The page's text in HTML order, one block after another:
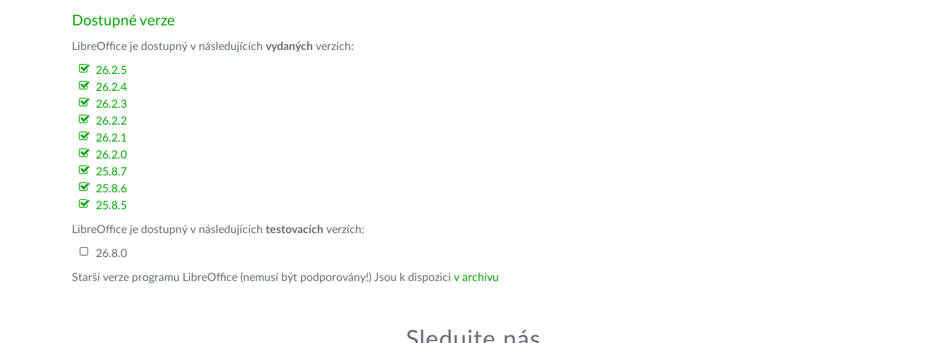
Dostupné verze
LibreOffice je dostupný v následujících vydaných verzích:
26.2.5
26.2.4
26.2.3
26.2.2
26.2.1
26.2.0
25.8.7
25.8.6
25.8.5
LibreOffice je dostupný v následujících testovacích verzích:
26.8.0
Starší verze programu LibreOffice (nemusí být podporovány!) Jsou k dispozici v archivu